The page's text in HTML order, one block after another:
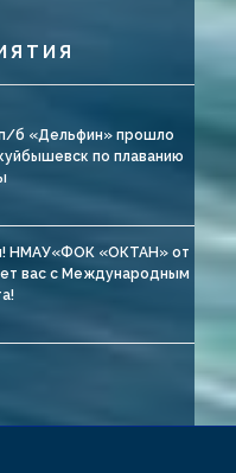
п/б «Дельфин» прошло
по плаванию
НМАУ«ФОК «ОКТАН» от
вас с Международным